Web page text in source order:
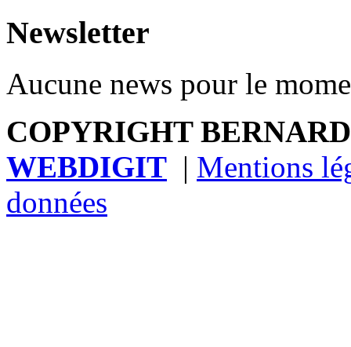
Newsletter
Aucune news pour le
COPYRIGHT
WEBDIGIT | Mentions
données